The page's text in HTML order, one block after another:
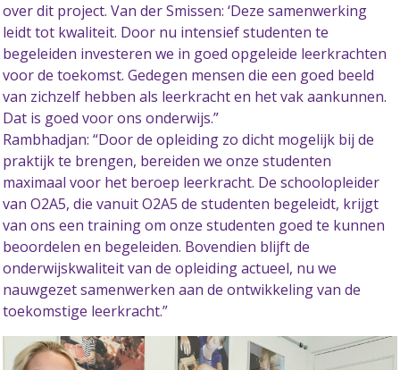
over dit project. Van der Smissen: ‘Deze samenwerking
leidt tot kwaliteit. Door nu intensief studenten te
begeleiden investeren we in goed opgeleide leerkrachten
voor de toekomst. Gedegen mensen die een goed beeld
van zichzelf hebben als leerkracht en het vak aankunnen.
Dat is goed voor ons onderwijs.”
Rambhadjan: “Door de opleiding zo dicht mogelijk bij de
praktijk te brengen, bereiden we onze studenten
maximaal voor het beroep leerkracht. De schoolopleider
van O2A5, die vanuit O2A5 de studenten begeleidt, krijgt
van ons een training om onze studenten goed te kunnen
beoordelen en begeleiden. Bovendien blijft de
onderwijskwaliteit van de opleiding actueel, nu we
nauwgezet samenwerken aan de ontwikkeling van de
toekomstige leerkracht.”